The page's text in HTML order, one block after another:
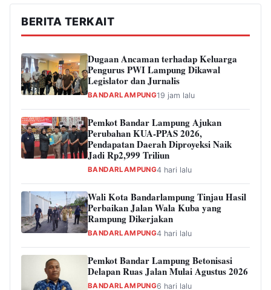
BERITA TERKAIT
Dugaan Ancaman terhadap Keluarga
Pengurus PWI Lampung Dikawal
Legislator dan Jurnalis
BANDARLAMPUNG19 jam lalu
Pemkot Bandar Lampung Ajukan
Perubahan KUA-PPAS 2026,
Pendapatan Daerah Diproyeksi Naik
Jadi Rp2,999 Triliun
BANDARLAMPUNG4 hari lalu
Wali Kota Bandarlampung Tinjau Hasil
Perbaikan Jalan Wala Kuba yang
Rampung Dikerjakan
BANDARLAMPUNG4 hari lalu
Pemkot Bandar Lampung Betonisasi
Delapan Ruas Jalan Mulai Agustus 2026
BANDARLAMPUNG6 hari lalu